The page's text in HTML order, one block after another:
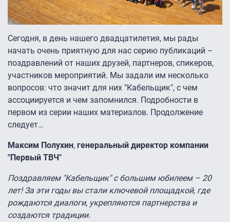
Сегодня, в день нашего двадцатилетия, мы рады
начать очень приятную для нас серию публикаций –
поздравлений от наших друзей, партнеров, спикеров,
участников мероприятий. Мы задали им несколько
вопросов: что значит для них "Кабельщик", с чем
ассоциируется и чем запомнился. Подробности в
первом из серии наших материалов. Продолжение
следует…
Максим Полухин, генеральный директор компании
"Первый ТВЧ"
Поздравляем "Кабельщик" с большим юбилеем – 20
лет! За эти годы вы стали ключевой площадкой, где
рождаются диалоги, укрепляются партнерства и
создаются традиции.